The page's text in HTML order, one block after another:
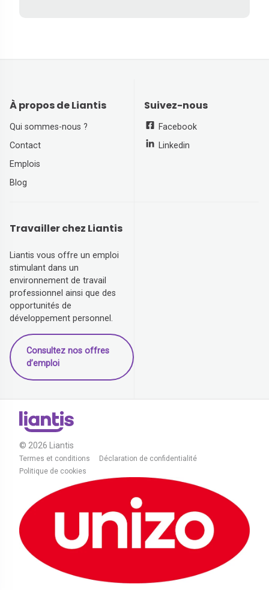
À propos de Liantis
Qui sommes-nous ?
Contact
Emplois
Blog
Suivez-nous
Facebook
Linkedin
Travailler chez Liantis
Liantis vous offre un emploi
stimulant dans un
environnement de travail
professionnel ainsi que des
opportunités de
développement personnel.
Consultez nos offres
d’emploi
© 2026 Liantis
Termes et conditions
Déclaration de confidentialité
Politique de cookies